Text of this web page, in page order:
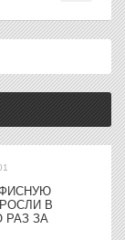
В
РАЗ ЗА